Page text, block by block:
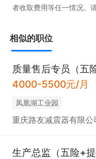
者收取费用等任一情况。
相似的职位
质量售后专员（五险
4000-5500元/月
凤凰湖工业园
重庆路友减震器有限公
生产总监（五险+提